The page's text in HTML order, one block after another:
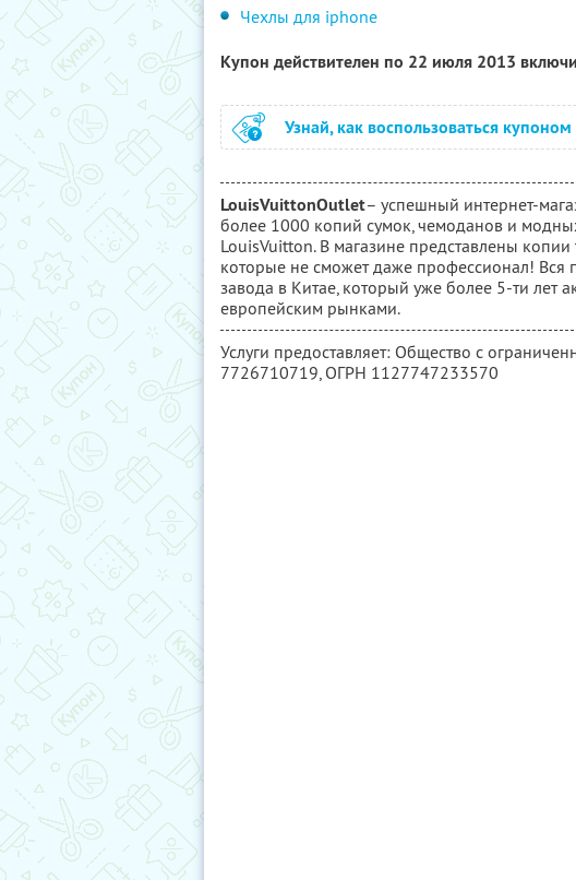
Чехлы для iphone
Купон действителен по 22 июля 2013
Узнай, как воспользоваться купоном
LouisVuittonOutlet– успешный интернет-
более 1000 копий сумок, чемоданов и
LouisVuitton. В магазине представлены копии
которые не сможет даже профессионал! Вся
завода в Китае, который уже более 5-ти лет
европейским рынками.
Услуги предоставляет: Общество с
7726710719, ОГРН 1127747233570